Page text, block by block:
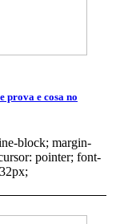
prova e cosa no
block; margin-
pointer; font-